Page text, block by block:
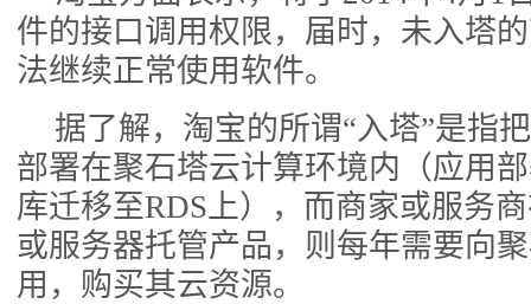
件的接口调用权限，届时，未入塔
法继续正常使用软件。
据了解，淘宝的所谓“入塔”是指
部署在聚石塔云计算环境内（应用
库迁移至RDS上），而商家或服务
或服务器托管产品，则每年需要向
用，购买其云资源。